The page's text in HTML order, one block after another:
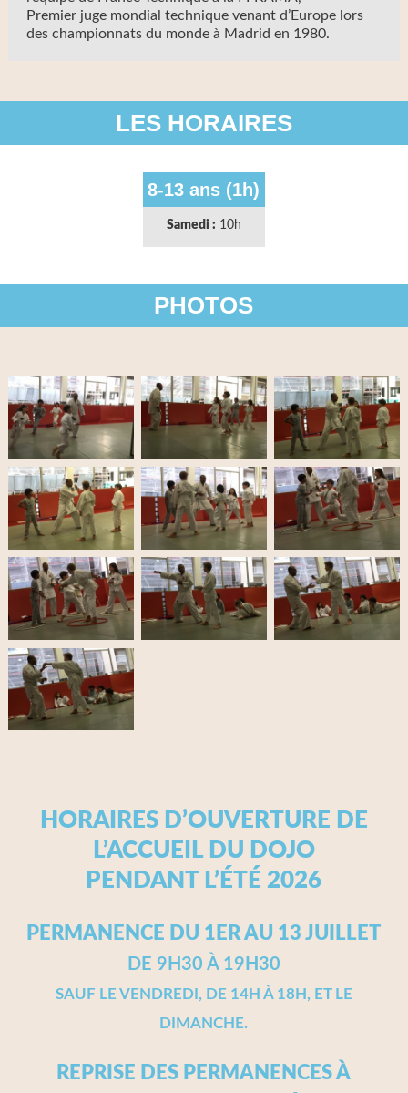
Premier juge mondial technique venant d’Europe lors
des championnats du monde à Madrid en 1980.
LES HORAIRES
8-13 ans (1h)
Samedi : 10h
PHOTOS
HORAIRES D’OUVERTURE DE
L’ACCUEIL DU DOJO
PENDANT L’ÉTÉ 2026
PERMANENCE DU 1ER AU 13 JUILLET
DE 9H30 À 19H30
SAUF LE VENDREDI, DE 14H À 18H, ET LE
DIMANCHE.
REPRISE DES PERMANENCES À